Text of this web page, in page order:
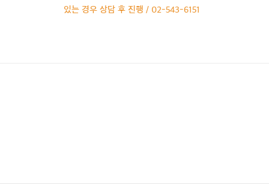
있는 경우 상담 후 진행 / 02-543-6151